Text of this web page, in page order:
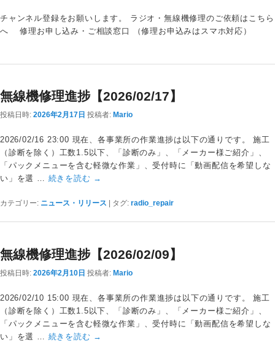
チャンネル登録をお願いします。 ラジオ・無線機修理のご依頼はこちら
へ 修理お申し込み・ご相談窓口 （修理お申込みはスマホ対応）
無線機修理進捗【2026/02/17】
投稿日時: 2026年2月17日 投稿者: Mario
2026/02/16 23:00 現在、各事業所の作業進捗は以下の通りです。 施工
（診断を除く）工数1.5以下、「診断のみ」、「メーカー様ご紹介」、
「パックメニューを含む軽微な作業」、受付時に「動画配信を希望しな
い」を選 … 続きを読む →
カテゴリー: ニュース・リリース タグ: radio_repair
無線機修理進捗【2026/02/09】
投稿日時: 2026年2月10日 投稿者: Mario
2026/02/10 15:00 現在、各事業所の作業進捗は以下の通りです。 施工
（診断を除く）工数1.5以下、「診断のみ」、「メーカー様ご紹介」、
「パックメニューを含む軽微な作業」、受付時に「動画配信を希望しな
い」を選 … 続きを読む →